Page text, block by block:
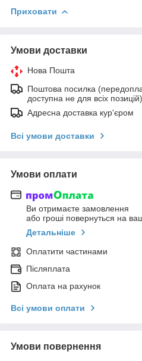
Приховати
Умови доставки
Нова Пошта
Поштова посилка
доступна не для всіх позицій)
Адресна доставка кур'єром
Всі умови доставки
Умови оплати
Ви отримаєте замовлення
або гроші повернуться на
Детальніше
Оплатити частинами
Післяплата
Оплата на рахунок
Всі умови оплати
Умови повернення